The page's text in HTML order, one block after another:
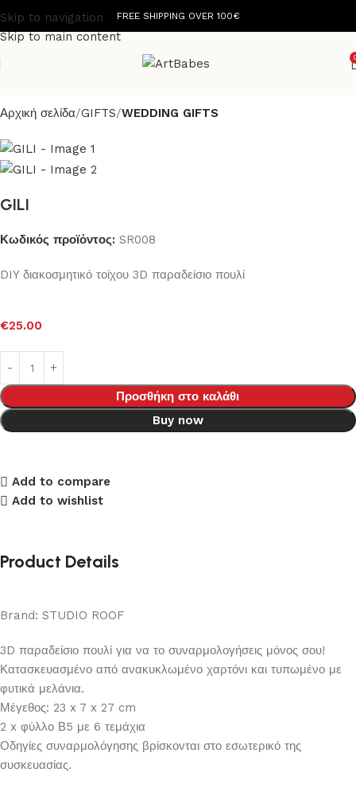
Skip to navigation
Skip to main content
FREE SHIPPING OVER 100€
Αρχική σελίδα GIFTS WEDDING GIFTS
GILI
Κωδικός προϊόντος: SR008
DIY διακοσμητικό τοίχου 3D παραδείσιο πουλί
€25.00
Προσθήκη στο καλάθι
Buy now
Add to compare
Add to wishlist
Product Details
Brand: STUDIO ROOF
3D παραδείσιο πουλί για να το συναρμολογήσεις μόνος σου!
Κατασκευασμένο από ανακυκλωμένο χαρτόνι και τυπωμένο με
φυτικά μελάνια.
Μέγεθος: 23 x 7 x 27 cm
2 x φύλλο Β5 με 6 τεμάχια
Οδηγίες συναρμολόγησης βρίσκονται στο εσωτερικό της
συσκευασίας.